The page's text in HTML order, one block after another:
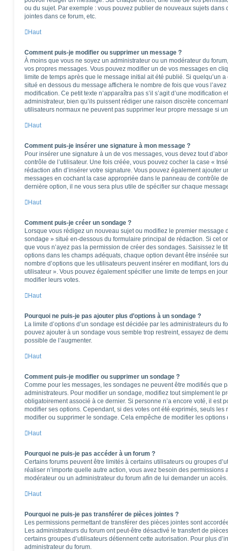
ou du sujet. Par exemple : vous pouvez publier de nouveaux sujets dans
jointes dans ce forum, etc.
Haut
Comment puis-je modifier ou supprimer un message ?
À moins que vous ne soyez un administrateur ou un modérateur du
vos propres messages. Vous pouvez modifier un de vos messages en
limite de temps après que le message initial ait été publié. Si quelqu’un
situé en dessous du message affichera le nombre de fois que vous
modification. Ce petit texte n’apparaîtra pas s’il s’agit d’une modification
administrateur, bien qu’ils puissent rédiger une raison discrète
utilisateurs normaux ne peuvent pas supprimer leur propre message si
Haut
Comment puis-je insérer une signature à mon message ?
Pour insérer une signature à un de vos messages, vous devez tout
contrôle de l’utilisateur. Une fois créée, vous pouvez cocher la case «
rédaction afin d’insérer votre signature. Vous pouvez également ajouter
messages en cochant la case appropriée dans le panneau de contrôle
dernière option, il ne vous sera plus utile de spécifier sur chaque
Haut
Comment puis-je créer un sondage ?
Lorsque vous rédigez un nouveau sujet ou modifiez le premier message
sondage » situé en-dessous du formulaire principal de rédaction. Si cet
que vous n’ayez pas la permission de créer des sondages. Saisissez le
options dans les champs adéquats, chaque option devant être insérée
nombre d’options que les utilisateurs peuvent insérer en modifiant, lors
utilisateur ». Vous pouvez également spécifier une limite de temps en
modifier leurs votes.
Haut
Pourquoi ne puis-je pas ajouter plus d’options à un sondage ?
La limite d’options d’un sondage est décidée par les administrateurs du
pouvez ajouter à un sondage vous semble trop restreint, essayez de
possible de l’augmenter.
Haut
Comment puis-je modifier ou supprimer un sondage ?
Comme pour les messages, les sondages ne peuvent être modifiés que
administrateurs. Pour modifier un sondage, modifiez tout simplement le
obligatoirement associé à ce dernier. Si personne n’a encore voté, il est
modifier ses options. Cependant, si des votes ont été exprimés, seuls
modifier ou supprimer le sondage. Cela empêche de modifier les options
Haut
Pourquoi ne puis-je pas accéder à un forum ?
Certains forums peuvent être limités à certains utilisateurs ou groupes
réaliser n’importe quelle autre action, vous avez besoin des permissions
modérateur ou un administrateur du forum afin de lui demander un accès.
Haut
Pourquoi ne puis-je pas transférer de pièces jointes ?
Les permissions permettant de transférer des pièces jointes sont
Les administrateurs du forum ont peut-être désactivé le transfert de
certains groupes d’utilisateurs détiennent cette autorisation. Pour plus
administrateur du forum.